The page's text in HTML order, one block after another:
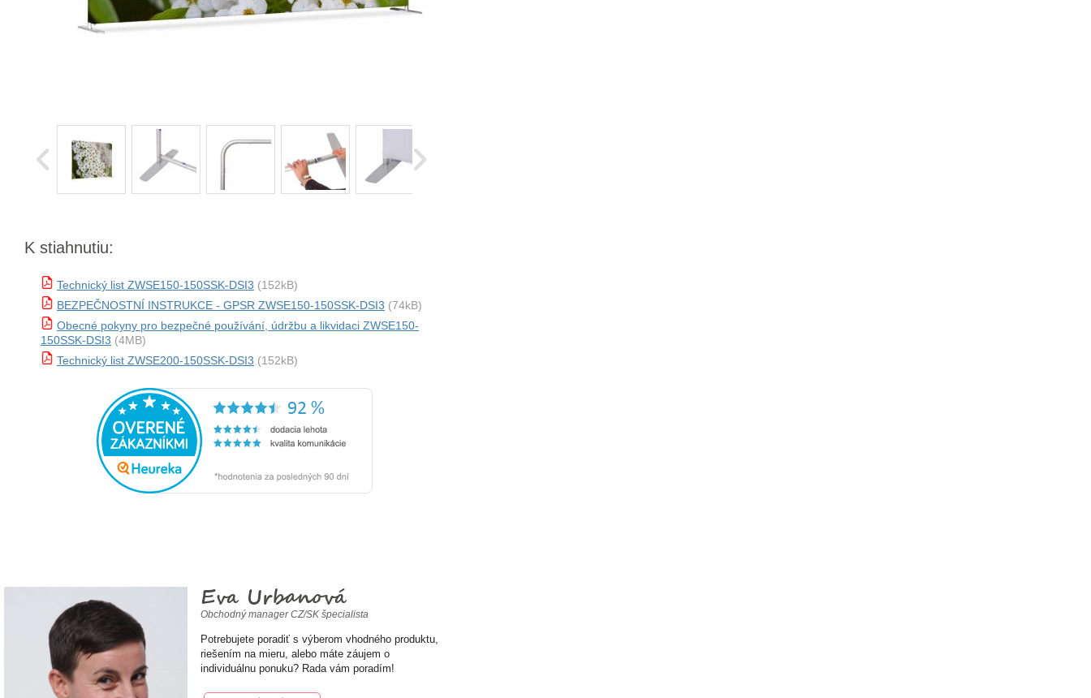
K stiahnutiu:
Technický list ZWSE150-150SSK-DSI3 (152kB)
BEZPEČNOSTNÍ INSTRUKCE - GPSR ZWSE150-150SSK-DSI3 (74kB)
Obecné pokyny pro bezpečné používání, údržbu a likvidaci ZWSE150-
150SSK-DSI3 (4MB)
Technický list ZWSE200-150SSK-DSI3 (152kB)
Eva Urbanová
Obchodný manager CZ/SK špecialista
Potrebujete poradiť s výberom vhodného produktu,
riešením na mieru, alebo máte záujem o
individuálnu ponuku? Rada vám poradím!